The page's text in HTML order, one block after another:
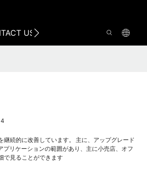
US
続的に改善しています。 主に、アップグレード
プリケーションの範囲があり、主に小売店、オフ
で見ることができます